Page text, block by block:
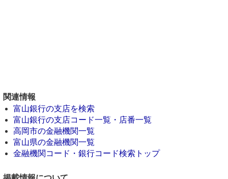
関連情報
富山銀行の支店を検索
富山銀行の支店コード一覧・店番一覧
高岡市の金融機関一覧
富山県の金融機関一覧
金融機関コード・銀行コード検索トップ